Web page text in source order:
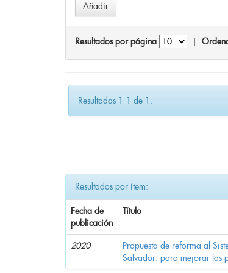
Resultados por página
Resultados 1-1 de 1.
Resultados por ítem:
Fecha de
publicación
Título
2020
Propuesta de reforma al
Salvador: para mejorar las